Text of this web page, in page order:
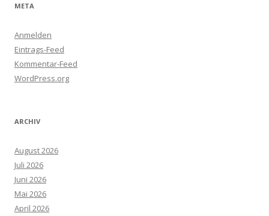
META
Anmelden
Eintrags-Feed
Kommentar-Feed
WordPress.org
ARCHIV
August 2026
Juli 2026
Juni 2026
Mai 2026
April 2026